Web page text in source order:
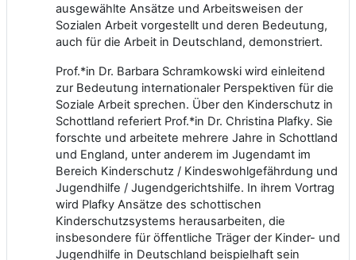
ausgewählte Ansätze und Arbeitsweisen der
Sozialen Arbeit vorgestellt und deren Bedeutung,
auch für die Arbeit in Deutschland, demonstriert.
Prof.*in Dr. Barbara Schramkowski wird einleitend
zur Bedeutung internationaler Perspektiven für die
Soziale Arbeit sprechen. Über den Kinderschutz in
Schottland referiert Prof.*in Dr. Christina Plafky. Sie
forschte und arbeitete mehrere Jahre in Schottland
und England, unter anderem im Jugendamt im
Bereich Kinderschutz / Kindeswohlgefährdung und
Jugendhilfe / Jugendgerichtshilfe. In ihrem Vortrag
wird Plafky Ansätze des schottischen
Kinderschutzsystems herausarbeiten, die
insbesondere für öffentliche Träger der Kinder- und
Jugendhilfe in Deutschland beispielhaft sein